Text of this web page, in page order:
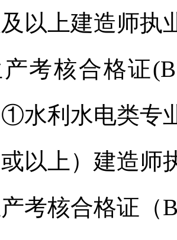
以上建造师执
考核合格证
水利水电类专
以上）建造师
考核合格证（